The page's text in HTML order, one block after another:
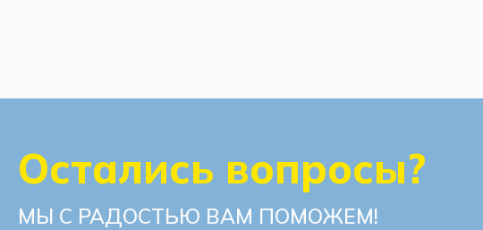
Остались вопросы?
МЫ С РАДОСТЬЮ ВАМ ПОМОЖЕМ!